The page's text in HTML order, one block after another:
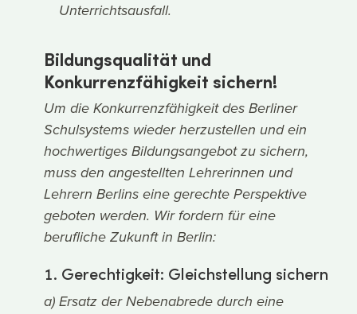
Unterrichtsausfall.
Bildungsqualität und
Konkurrenzfähigkeit sichern!
Um die Konkurrenzfähigkeit des Berliner
Schulsystems wieder herzustellen und ein
hochwertiges Bildungsangebot zu sichern,
muss den angestellten Lehrerinnen und
Lehrern Berlins eine gerechte Perspektive
geboten werden. Wir fordern für eine
berufliche Zukunft in Berlin:
1. Gerechtigkeit: Gleichstellung sichern
a) Ersatz der Nebenabrede durch eine